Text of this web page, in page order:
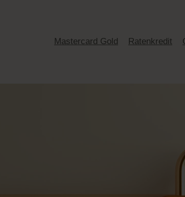
Mastercard Gold Ratenkredit